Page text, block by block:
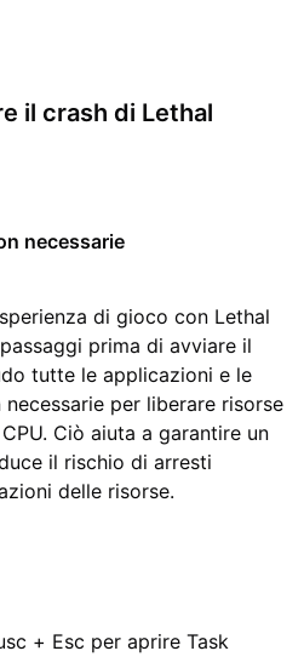
il crash di Lethal
necessarie
di gioco con Lethal
prima di avviare il
tutte le applicazioni e le
per liberare risorse
Ciò aiuta a garantire un
il rischio di arresti
delle risorse.
+ Esc per aprire Task